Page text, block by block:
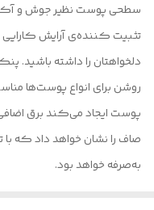
سطحی پوست نظیر جوش و
تثبیت کننده‌ی آرایش کارایی
روشن برای انواع پوست‌ها
پوست ایجاد می‌کند برق
صاف را نشان خواهد داد که
به‌صرفه‌ خواهد بود.